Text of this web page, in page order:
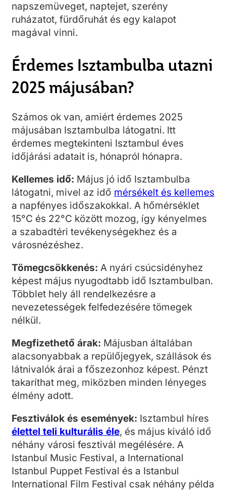
napszemüveget, naptejet, szerény
ruházatot, fürdőruhát és egy kalapot
magával vinni.
Érdemes Isztambulba utazni
2025 májusában?
Számos ok van, amiért érdemes 2025
májusában Isztambulba látogatni. Itt
érdemes megtekinteni Isztambul éves
időjárási adatait is, hónapról hónapra.
Kellemes idő: Május jó idő Isztambulba
látogatni, mivel az idő mérsékelt és kellemes
a napfényes időszakokkal. A hőmérséklet
15°C és 22°C között mozog, így kényelmes
a szabadtéri tevékenységekhez és a
városnézéshez.
Tömegcsökkenés: A nyári csúcsidényhez
képest május nyugodtabb idő Isztambulban.
Többlet hely áll rendelkezésre a
nevezetességek felfedezésére tömegek
nélkül.
Megfizethető árak: Májusban általában
alacsonyabbak a repülőjegyek, szállások és
látnivalók árai a főszezonhoz képest. Pénzt
takaríthat meg, miközben minden lényeges
élmény adott.
Fesztiválok és események: Isztambul híres
élettel teli kulturális éle, és május kiváló idő
néhány városi fesztivál megélésére. A
Istanbul Music Festival, a International
Istanbul Puppet Festival és a Istanbul
International Film Festival csak néhány példa